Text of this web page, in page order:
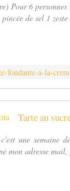
Pour 6
de sel 1
une semaine
mon adresse